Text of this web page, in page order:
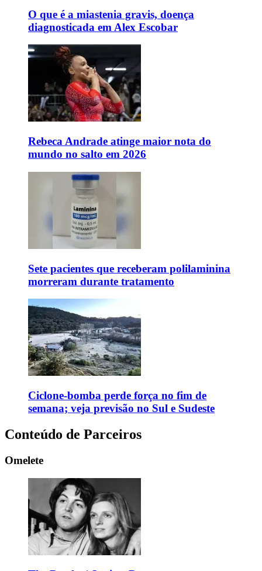
O que é a miastenia gravis, doença
diagnosticada em Alex Escobar
Rebeca Andrade atinge maior nota do
mundo no salto em 2026
Sete pacientes que receberam polilaminina
morreram durante tratamento
Ciclone-bomba perde força no fim de
semana; veja previsão no Sul e Sudeste
Conteúdo de Parceiros
Omelete